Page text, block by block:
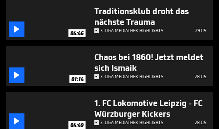
 04:46
Traditionsklub droht das
nächste Trauma
3. LIGA MEDIATHEK HIGHLIGHTS 29.05.
 01:14
Chaos bei 1860! Jetzt meldet
sich Ismaik
3. LIGA MEDIATHEK HIGHLIGHTS 28.05.
 04:49
1. FC Lokomotive Leipzig - FC
Würzburger Kickers
3. LIGA MEDIATHEK HIGHLIGHTS 28.05.